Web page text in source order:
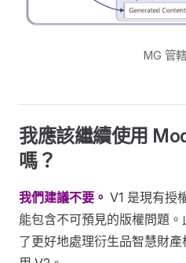
MG 管
我應該繼續使用
嗎？
我們建議不要。 V1 是現有授
能包含不可預見的版權問題
了更好地處理衍生品智慧財